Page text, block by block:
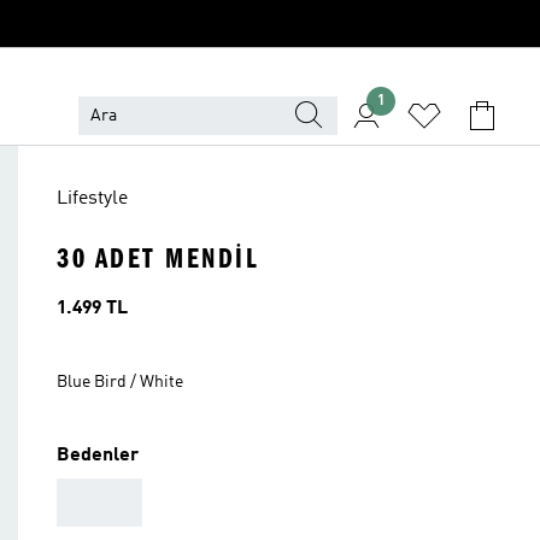
1
Lifestyle
30 ADET MENDIL
Fiyat
1.499 TL
Blue Bird / White
Bedenler